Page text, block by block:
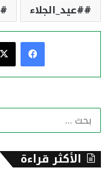
#عيد_الجلاء
فيسبوك
الأكثر قراءة